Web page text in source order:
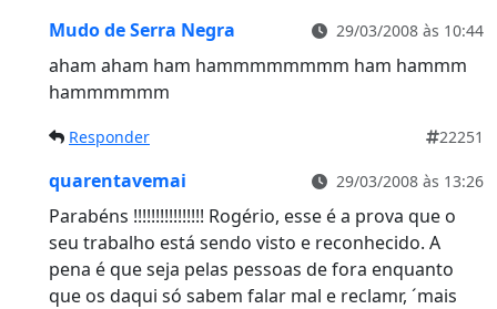
Mudo de Serra Negra 29/03/2008 às 10:44
aham aham ham hammmmmmmm ham hammm
hammmmmm
Responder 22251
quarentavemai 29/03/2008 às 13:26
Parabéns !!!!!!!!!!!!!!!! Rogério, esse é a prova que o
seu trabalho está sendo visto e reconhecido. A
pena é que seja pelas pessoas de fora enquanto
que os daqui só sabem falar mal e reclamr, ´mais